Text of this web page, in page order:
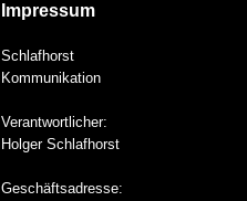
Impressum
Schlafhorst
Kommunikation
Verantwortlicher:
Holger Schlafhorst
Geschäftsadresse: